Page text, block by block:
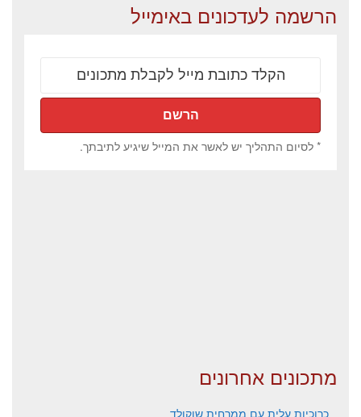
הרשמה לעדכונים באימייל
* לסיום התהליך יש לאשר את המייל שיגיע לתיבתך.
מתכונים אחרונים
כרוכיות עלית עם ממרחית שוקולד